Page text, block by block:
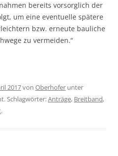
bereits vorsorglich der
um eine eventuelle spätere
bzw. erneute bauliche
zu vermeiden.“
2017von Oberhofer unter
Schlagwörter:Anträge, Breitband,
.